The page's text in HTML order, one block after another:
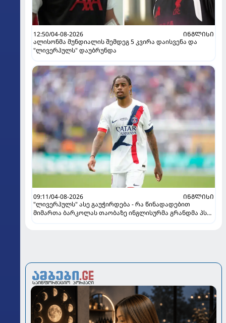
12:50/04-08-2026
ᲘᲜᲒᲚᲘᲡᲘ
ალისონმა მუნდიალის შემდეგ 5 კვირა დაისვენა და
"ლივერპულს" დაუბრუნდა
09:11/04-08-2026
ᲘᲜᲒᲚᲘᲡᲘ
"ლივერპულს" ასე გაუჭირდება - რა წინადადებით
მიმართა ბარკოლას თაობაზე ინგლისურმა გრანდმა პსჟ-